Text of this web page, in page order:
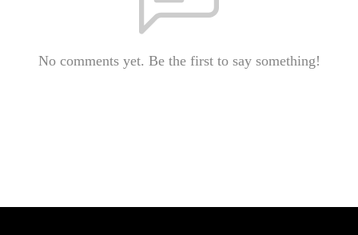
No comments yet. Be the first to say something!